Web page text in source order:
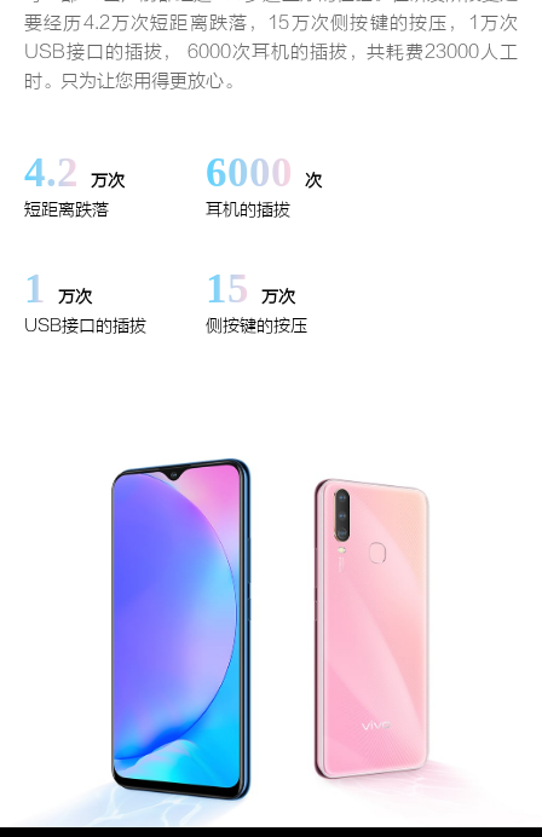
要经历4.2万次短距离跌落，15万次侧按键的按压，1万次
USB接口的插拔， 6000次耳机的插拔，共耗费23000人工
时。只为让您用得更放心。
4.2
万次
短距离跌落
6000
次
耳机的插拔
1
万次
USB接口的插拔
15
万次
侧按键的按压